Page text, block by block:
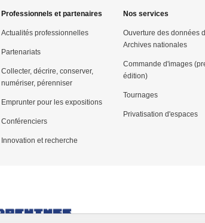
Professionnels et partenaires
Actualités professionnelles
Partenariats
Collecter, décrire, conserver,
numériser, pérenniser
Emprunter pour les expositions
Conférenciers
Innovation et recherche
Nos services
Ouverture des données
Archives nationales
Commande d'images
édition)
Tournages
Privatisation d'espaces